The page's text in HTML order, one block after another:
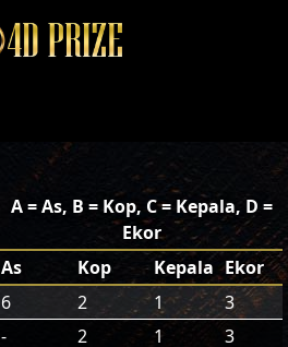
A = As, B = Kop, C = Kepala, D =
Ekor
As
Kop Kepala Ekor
6 2 1
3
- 2 1
3